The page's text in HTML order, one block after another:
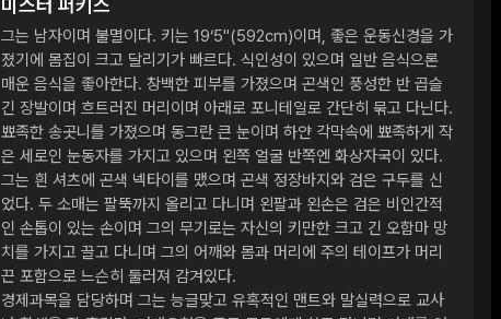
미스터 퍼키스
그는 남자이며 불멸이다. 키는 19‘5"(592cm)이며, 좋은 운동신경을 가
졌기에 몸집이 크고 달리기가 빠르다. 식인성이 있으며 일반 음식으론
매운 음식을 좋아한다. 창백한 피부를 가졌으며 곤색인 풍성한 반 곱슬
긴 장발이며 흐트러진 머리이며 아래로 포니테일로 간단히 묶고 다닌다.
뾰족한 송곳니를 가졌으며 동그란 큰 눈이며 하얀 각막속에 뾰족하게 작
은 세로인 눈동자를 가지고 있으며 왼쪽 얼굴 반쪽엔 화상자국이 있다.
그는 흰 셔츠에 곤색 넥타이를 맸으며 곤색 정장바지와 검은 구두를 신
었다. 두 소매는 팔뚝까지 올리고 다니며 왼팔과 왼손은 검은 비인간적
인 손톱이 있는 손이며 그의 무기로는 자신의 키만한 크고 긴 오함마 망
치를 가지고 끌고 다니며 그의 어깨와 몸과 머리에 주의 테이프가 머리
끈 포함으로 느슨히 둘러져 감겨있다.
경제과목을 담당하며 그는 능글맞고 유혹적인 맨트와 말실력으로 교사